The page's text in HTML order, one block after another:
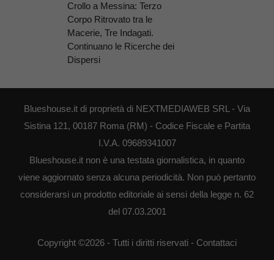
Crollo a Messina: Terzo
Corpo Ritrovato tra le
Macerie, Tre Indagati.
Continuano le Ricerche dei
Dispersi
Blueshouse.it di proprietà di NEXTMEDIAWEB SRL - Via
Sistina 121, 00187 Roma (RM) - Codice Fiscale e Partita
I.V.A. 09689341007
Blueshouse.it non è una testata giornalistica, in quanto
viene aggiornato senza alcuna periodicità. Non può pertanto
considerarsi un prodotto editoriale ai sensi della legge n. 62
del 07.03.2001
Copyright ©2026 - Tutti i diritti riservati - Contattaci